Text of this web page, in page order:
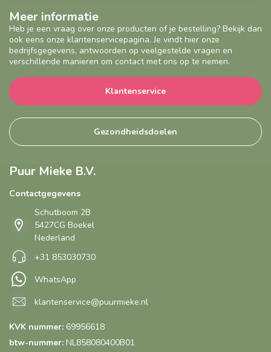
Meer informatie
Heb je een vraag over onze producten of je bestelling? Bekijk dan
ook eens onze klantenservicepagina. Je vindt hier onze
bedrijfsgegevens, antwoorden op veelgestelde vragen en
verschillende manieren om contact met ons op te nemen.
Klantenservice
Gezondheidsdoelen
Puur Mieke B.V.
Contactgegevens
Schutboom 2B
5427CG Boekel
Nederland
+31 853030730
WhatsApp
klantenservice@puurmieke.nl
KVK nummer: 69956618
btw-nummer: NL858080400B01